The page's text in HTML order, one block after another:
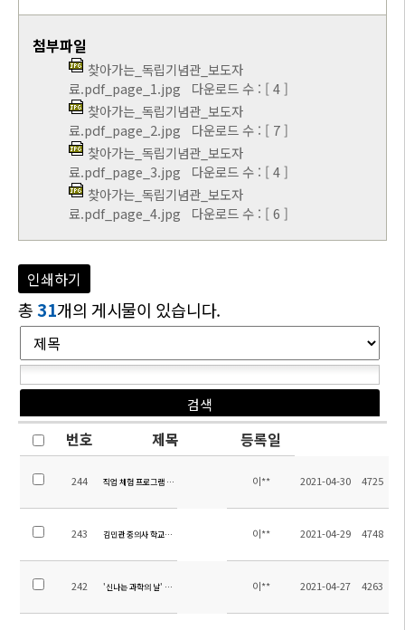
첨부파일
찾아가는_독립기념관_보도자
료.pdf_page_1.jpg 다운로드 수 : [ 4 ]
찾아가는_독립기념관_보도자
료.pdf_page_2.jpg 다운로드 수 : [ 7 ]
찾아가는_독립기념관_보도자
료.pdf_page_3.jpg 다운로드 수 : [ 4 ]
찾아가는_독립기념관_보도자
료.pdf_page_4.jpg 다운로드 수 : [ 6 ]
인쇄하기
총 31개의 게시물이 있습니다.
번호 제목 등록일
244 직업 체험 프로그램 운영 이** 2021-04-30 4725
243 김민관 중의사 학교발전기금 기탁 이** 2021-04-29 4748
242 '신나는 과학의 날' 행사 운영 이** 2021-04-27 4263